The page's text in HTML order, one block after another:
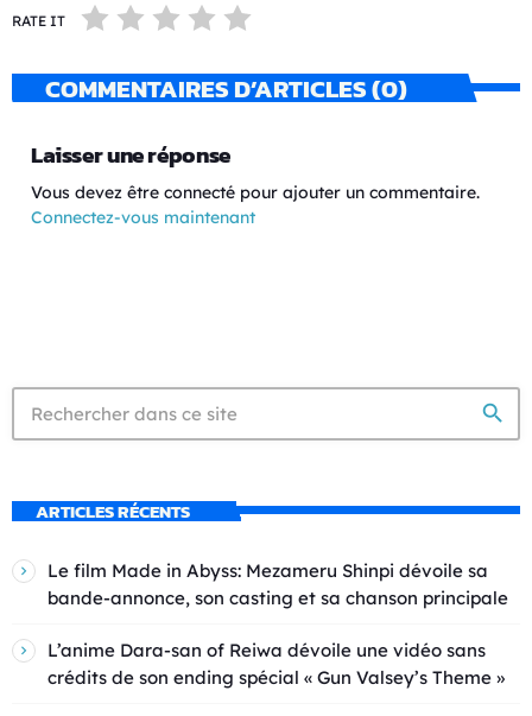
RATE IT
COMMENTAIRES D’ARTICLES (0)
Laisser une réponse
Vous devez être connecté pour ajouter un commentaire.
Connectez-vous maintenant
search
ARTICLES RÉCENTS
Le film Made in Abyss: Mezameru Shinpi dévoile sa
bande-annonce, son casting et sa chanson principale
L’anime Dara-san of Reiwa dévoile une vidéo sans
crédits de son ending spécial « Gun Valsey’s Theme »